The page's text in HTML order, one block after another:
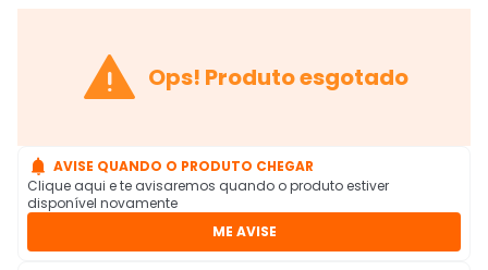
 Ops! Produto esgotado
 AVISE QUANDO O PRODUTO CHEGAR
Clique aqui e te avisaremos quando o produto estiver
disponível novamente
ME AVISE